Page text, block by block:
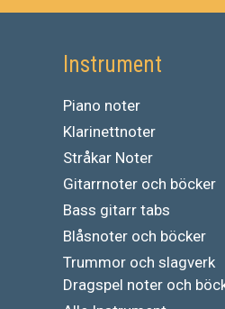
Instrument
Piano noter
Klarinettnoter
Stråkar Noter
Gitarrnoter och böcker
Bass gitarr tabs
Blåsnoter och böcker
Trummor och slagverk
Dragspel noter och